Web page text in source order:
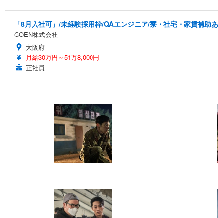
「8月入社可」/未経験採用枠/QAエンジニア/寮・社宅・家賃補助
GOEN株式会社
大阪府
月給30万円～51万8,000円
正社員